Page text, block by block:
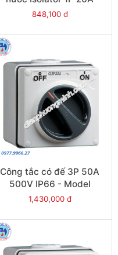
250V IP66 - Model
848,100 đ
Công tắc có đế 3P 50A
500V IP66 - Model
S56SW350GY
1,430,000 đ